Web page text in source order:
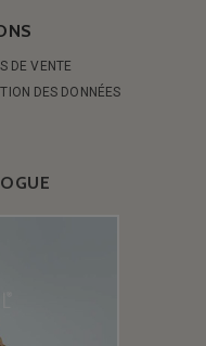
DE VENTE
DES DONNÉES